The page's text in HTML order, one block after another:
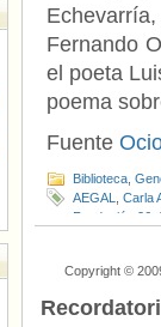
Fernando
el poeta
poema
Fuente
Biblioteca
AEGAL
Carla
Fundación 26
Copyright ©